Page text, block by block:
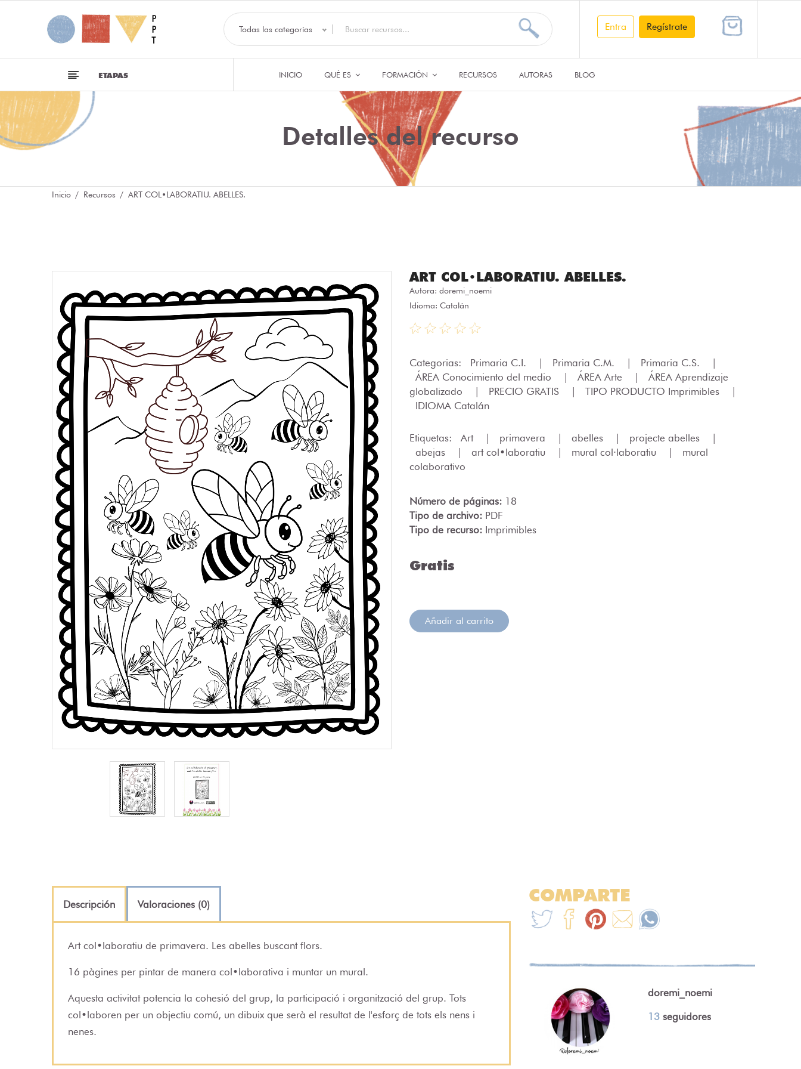
Todas las categorías Entra Regístrate
ETAPAS INICIO QUÉ ES FORMACIÓN RECURSOS AUTORAS BLOG
Detalles del recurso
Inicio Recursos ART COL•LABORATIU. ABELLES.
ART COL•LABORATIU. ABELLES.
Autora: doremi_noemi
Idioma: Catalán
Categorias: Primaria C.I. Primaria C.M. Primaria C.S.
ÁREA Conocimiento del medio
ÁREA Arte
ÁREA Aprendizaje
globalizado
PRECIO GRATIS TIPO PRODUCTO Imprimibles
IDIOMA Catalán
Etiquetas: Art primavera abelles projecte abelles
abejas
art col•laboratiu mural col·laboratiu
mural
colaborativo
Número de páginas: 18
Tipo de archivo: PDF
Tipo de recurso: Imprimibles
Gratis
Añadir al carrito
Descripción Valoraciones (0)
Art col•laboratiu de primavera. Les abelles buscant flors.
16 pàgines per pintar de manera col•laborativa i muntar un mural.
Aquesta activitat potencia la cohesió del grup, la participació i organització del grup. Tots
col•laboren per un objectiu comú, un dibuix que serà el resultat de l'esforç de tots els nens i
nenes.
COMPARTE
doremi_noemi
13 seguidores